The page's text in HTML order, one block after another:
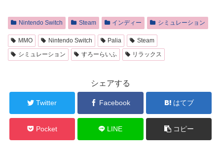
Nintendo Switch Steam インディー シミュレーション
MMO Nintendo Switch Palia
Steam
シミュレーション
すろーらいふ リラックス
シェアする
Twitter Facebook はてブ
Pocket LINE コピー